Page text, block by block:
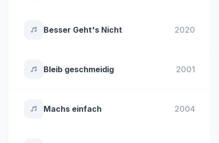
Besser Geht's Nicht 2020
Bleib geschmeidig 2001
Machs einfach 2004